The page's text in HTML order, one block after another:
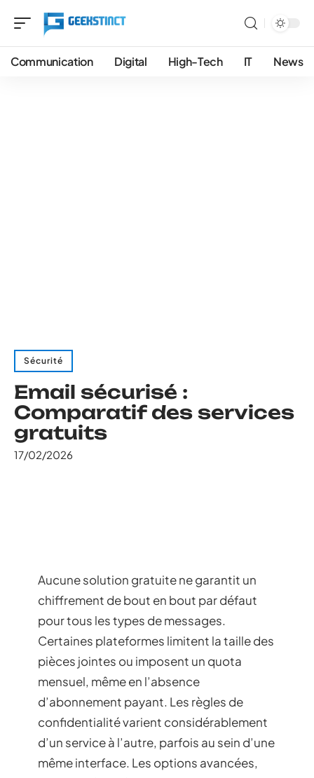
Communication Digital High-Tech IT News
Sécurité
Email sécurisé :
Comparatif des services
gratuits
17/02/2026
Aucune solution gratuite ne garantit un
chiffrement de bout en bout par défaut
pour tous les types de messages.
Certaines plateformes limitent la taille des
pièces jointes ou imposent un quota
mensuel, même en l’absence
d’abonnement payant. Les règles de
confidentialité varient considérablement
d’un service à l’autre, parfois au sein d’une
même interface. Les options avancées,